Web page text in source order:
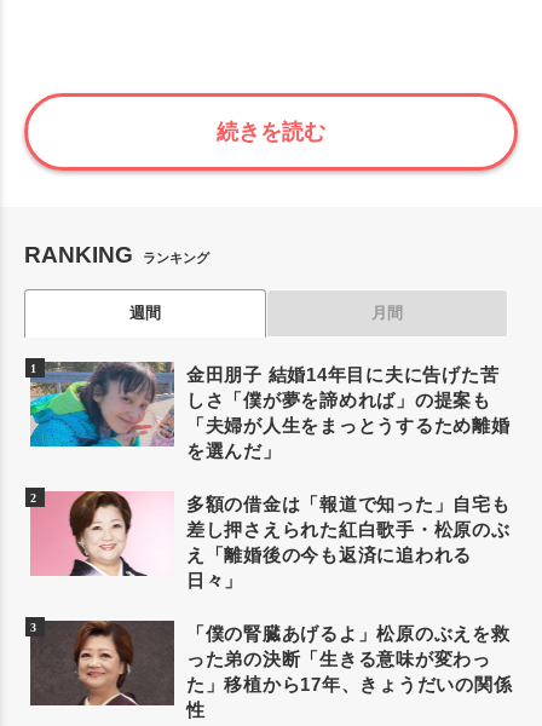
続きを読む
RANKING ランキング
週間 月間
金田朋子 結婚14年目に夫に告げた苦
しさ「僕が夢を諦めれば」の提案も
「夫婦が人生をまっとうするため離婚
を選んだ」
多額の借金は「報道で知った」自宅も
差し押さえられた紅白歌手・松原のぶ
え「離婚後の今も返済に追われる
日々」
「僕の腎臓あげるよ」松原のぶえを救
った弟の決断「生きる意味が変わっ
た」移植から17年、きょうだいの関係
性